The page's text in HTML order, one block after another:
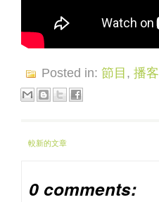
Posted in: 節目, 播客
較新的文章
0 comments: